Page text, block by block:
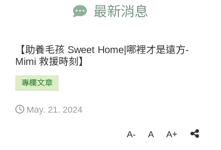
最新消息
【助養毛孩 Sweet Home|哪裡才是遠方-
Mimi 救援時刻】
專欄文章
May. 21. 2024
A- A A+